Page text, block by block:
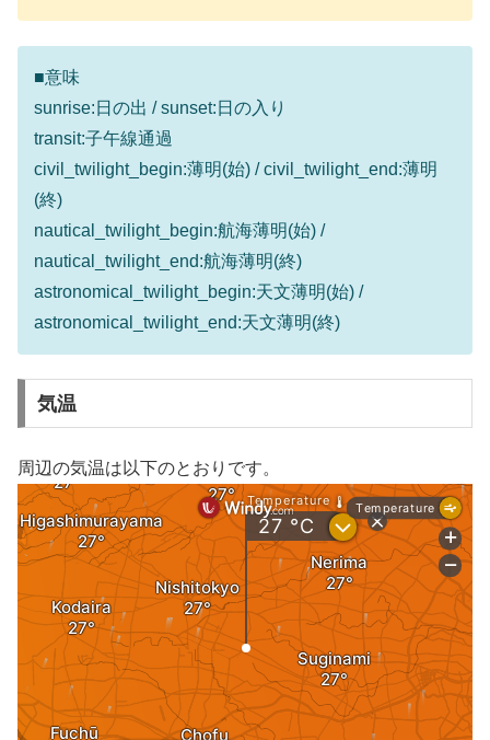
■意味
sunrise:日の出 / sunset:日の入り
transit:子午線通過
civil_twilight_begin:薄明(始) / civil_twilight_end:薄明
(終)
nautical_twilight_begin:航海薄明(始) /
nautical_twilight_end:航海薄明(終)
astronomical_twilight_begin:天文薄明(始) /
astronomical_twilight_end:天文薄明(終)
気温
周辺の気温は以下のとおりです。